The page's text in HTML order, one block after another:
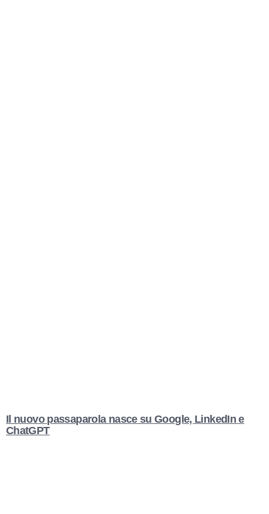
Il nuovo passaparola nasce su Google, LinkedIn e
ChatGPT